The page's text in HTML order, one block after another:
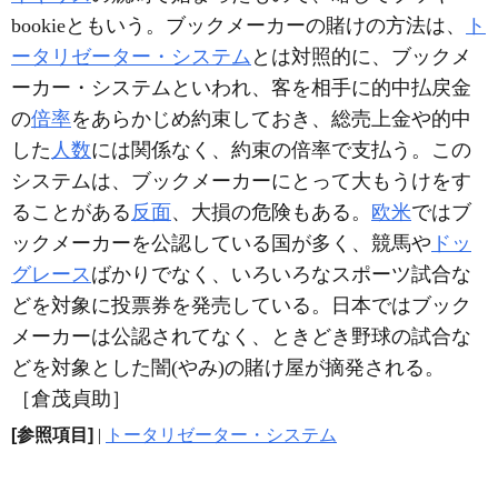
bookieともいう。ブックメーカーの賭けの方法は、
ト
ータリゼーター・システム とは対照的に、ブックメ
ーカー・システムといわれ、客を相手に的中払戻金
の倍率をあらかじめ約束しておき、総売上金や的中
した 人数には関係なく、約束の倍率で支払う。この
システムは、ブックメーカーにとって大もうけをす
ることがある 反面 、大損の危険もある。 欧米ではブ
ックメーカーを公認している国が多く、競馬や ドッ
グレースばかりでなく、いろいろなスポーツ試合な
どを対象に投票券を発売している。日本ではブック
メーカーは公認されてなく、ときどき野球の試合な
どを対象とした闇(やみ)の賭け屋が摘発される。
［倉茂貞助］
[参照項目] | トータリゼーター・システム